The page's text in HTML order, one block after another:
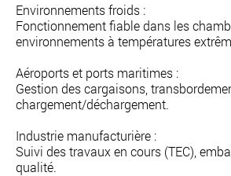
Environnements froids :
Fonctionnement fiable dans les
environnements à températures
Aéroports et ports maritimes :
Gestion des cargaisons,
chargement/déchargement.
Industrie manufacturière :
Suivi des travaux en cours (TEC),
qualité.